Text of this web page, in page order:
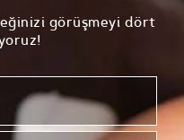
görüşmeyi dört